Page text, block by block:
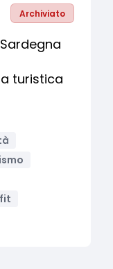
Archiviato
turistica